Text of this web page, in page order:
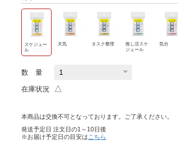
スケジュー
ル
天気 タスク整理
推し活スケ
ジュール
気分
数 量
在庫状況 △
本商品は交換不可となっております。ご了承ください。
発送予定日 注文日の1～10日後
※お届け予定日の目安はこちら